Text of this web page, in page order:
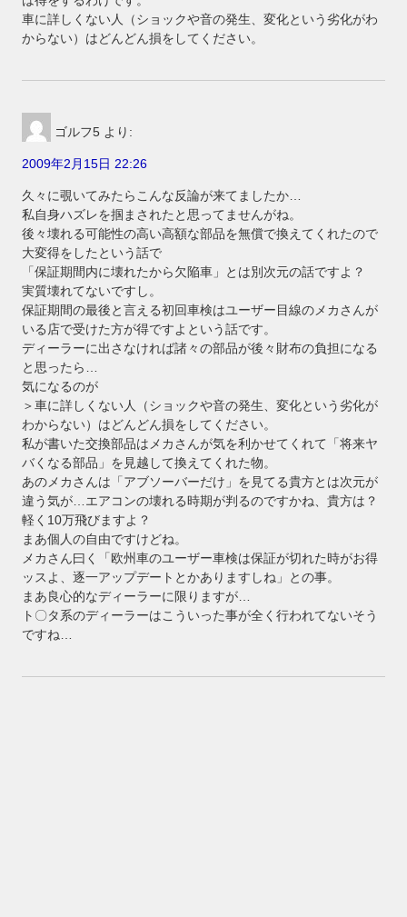
車に詳しくない人（ショックや音の発生、変化という劣化がわ
からない）はどんどん損をしてください。
ゴルフ5 より:
2009年2月15日 22:26
久々に覗いてみたらこんな反論が来てましたか…
私自身ハズレを掴まされたと思ってませんがね。
後々壊れる可能性の高い高額な部品を無償で換えてくれたので
大変得をしたという話で
「保証期間内に壊れたから欠陥車」とは別次元の話ですよ？
実質壊れてないですし。
保証期間の最後と言える初回車検はユーザー目線のメカさんが
いる店で受けた方が得ですよという話です。
ディーラーに出さなければ諸々の部品が後々財布の負担になる
と思ったら…
気になるのが
＞車に詳しくない人（ショックや音の発生、変化という劣化が
わからない）はどんどん損をしてください。
私が書いた交換部品はメカさんが気を利かせてくれて「将来ヤ
バくなる部品」を見越して換えてくれた物。
あのメカさんは「アブソーバーだけ」を見てる貴方とは次元が
違う気が…エアコンの壊れる時期が判るのですかね、貴方は？
軽く10万飛びますよ？
まあ個人の自由ですけどね。
メカさん曰く「欧州車のユーザー車検は保証が切れた時がお得
ッスよ、逐一アップデートとかありますしね」との事。
まあ良心的なディーラーに限りますが…
ト〇タ系のディーラーはこういった事が全く行われてないそう
ですね…